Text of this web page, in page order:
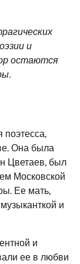
и
остаются
Она была
Цветаев, был
Московской
Ее мать,
и
и
ее в любви